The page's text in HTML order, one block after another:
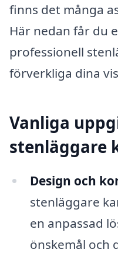
finns det många
Här nedan får du
professionell
förverkliga dina
Vanliga
stenläggare
Design och
stenläggare
en anpassad
önskemål och